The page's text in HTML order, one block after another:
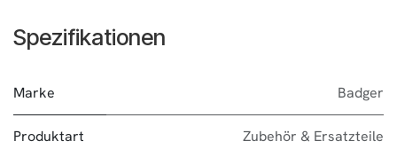
Spezifikationen
Marke Badger
Produktart Zubehör & Ersatzteile